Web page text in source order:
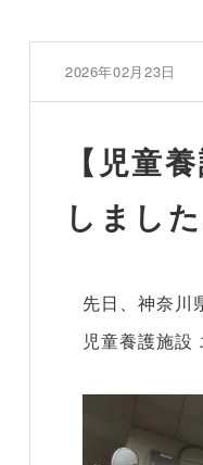
2026年02月23日
【児童
しました
先日、神奈川
児童養護施設